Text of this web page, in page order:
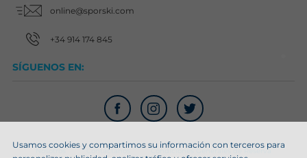
online@sporski.com
+34 914 174 845
SÍGUENOS EN:
Nosotros Contáctanos Condiciones Generales de Reserva
Usamos cookies y compartimos su información con terceros para